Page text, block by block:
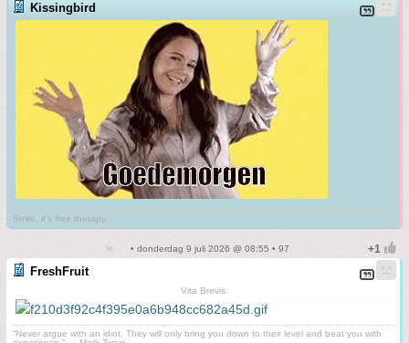
Kissingbird
Smile, it's free therapy.
• donderdag 9 juli 2026 @ 08:55 • 97
FreshFruit
Vita Brevis.
“Never argue with an idiot. They will only bring you down to their level and beat you with